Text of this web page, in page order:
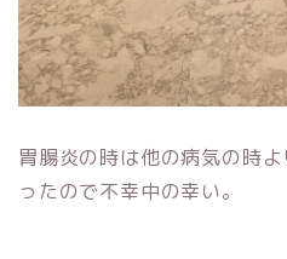
胃腸炎の時は他の病気の時
ったので不幸中の幸い。